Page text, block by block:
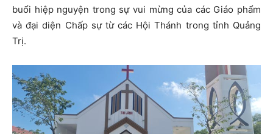
buổi hiệp nguyện trong sự vui mừng của các Giáo phẩm
và đại diện Chấp sự từ các Hội Thánh trong tỉnh Quảng
Trị.